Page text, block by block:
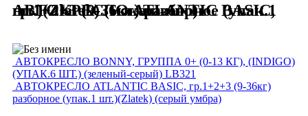
АВТОКРЕСЛО ATLANTIC BASIC, гр.1+2+3 (9-36кг) разборное (упак.1 шт.)(Zlatek) (мокаччино)
АВТОКРЕСЛО BONNY, ГРУППА 0+ (0-13 КГ), (INDIGO)
(УПАК.6 ШТ.) (зеленый-серый) LB321
АВТОКРЕСЛО ATLANTIC BASIC, гр.1+2+3 (9-36кг)
разборное (упак.1 шт.)(Zlatek) (серый умбра)